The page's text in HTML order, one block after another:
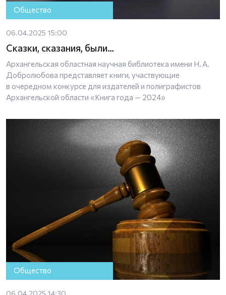
Общество
06.04.2025 15:00
Сказки, сказания, были…
Архангельская областная научная библиотека имени Н. А.
Добролюбова представляет книги, участвующие
в очередном конкурсе для издателей и полиграфистов
Архангельской области «Книга года — 2024»
Общество
06.04.2025 14:30